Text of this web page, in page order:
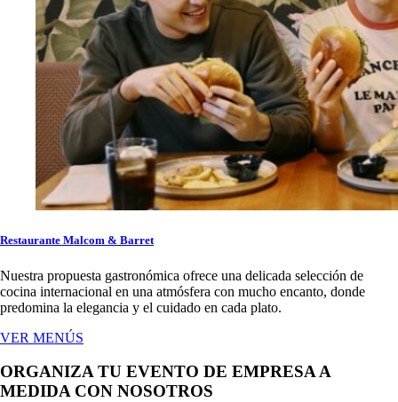
Restaurante Malcom & Barret
Nuestra propuesta gastronómica ofrece una delicada selección de
cocina internacional en una atmósfera con mucho encanto, donde
predomina la elegancia y el cuidado en cada plato.
VER MENÚS
ORGANIZA TU EVENTO DE EMPRESA A
MEDIDA CON NOSOTROS